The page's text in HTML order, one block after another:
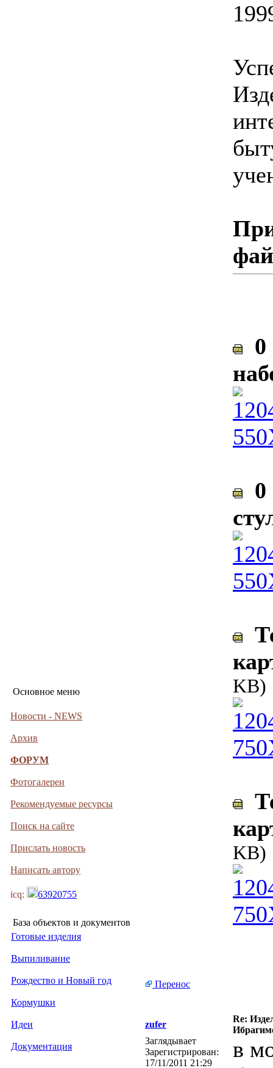
Основное меню
Новости - NEWS
Архив
ФОРУМ
Фотогалереи
Рекомендуемые ресурсы
Поиск на сайте
Прислать новость
Написать автору
icq: 63920755
База объектов и документов
Готовые изделия
Выпиливание
Рождество и Новый год
Кормушки
Идеи
Документация
0
0
KB)
KB)
Перенос
zufer
Re:
Заглядывает
Зарегистрирован:
17/11/2011 21:29
в